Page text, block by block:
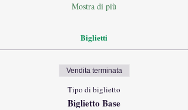
Mostra di più
Biglietti
Vendita terminata
Tipo di biglietto
Biglietto Base